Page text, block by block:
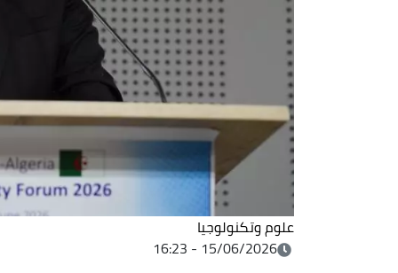
علوم وتكنولوجيا
15/06/2026 - 16:23